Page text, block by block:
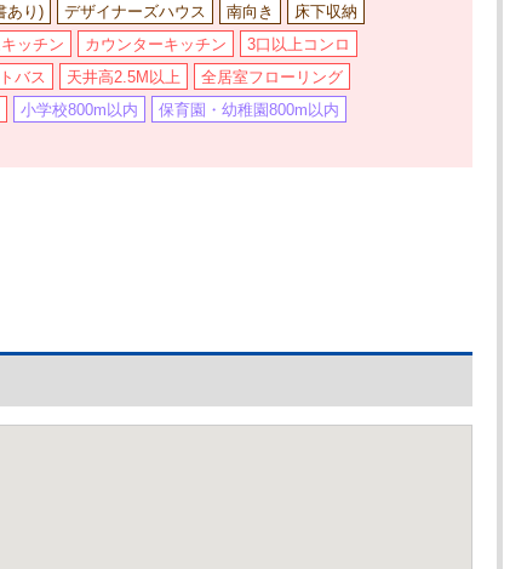
あり) デザイナーズハウス 南向き
床下収納
ッチン カウンターキッチン
3口以上コンロ
バス 天井高2.5M以上
全居室フローリング
小学校800m以内
保育園・幼稚園800m以内